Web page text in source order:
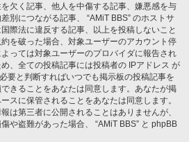
欠く記事、他人を中傷する記事、嫌悪感を与
別につながる記事、 “AMiT BBS” のホストサ
際法に違反する記事、以上を投稿しないこと
を破った場合、対象ユーザーのアカウント停
っては対象ユーザーのプロバイダに報告され
、全ての投稿記事には投稿者の IPアドレス が
要と判断すればいつでも掲示板の投稿記事を
きることをあなたは同意します。あなたが掲
スに保管されることをあなたは同意します。
は第三者に公開されることはありませんが、
や盗難があった場合、 “AMiT BBS” と phpBB